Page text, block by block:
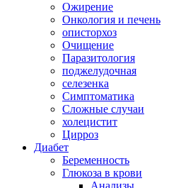
Ожирение
Онкология и печень
описторхоз
Очищение
Паразитология
поджелудочная
селезенка
Симптоматика
Сложные случаи
холецистит
Цирроз
Диабет
Беременность
Глюкоза в крови
Анализы